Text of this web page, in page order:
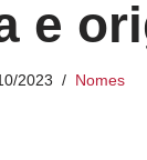
e
2023 Nomes